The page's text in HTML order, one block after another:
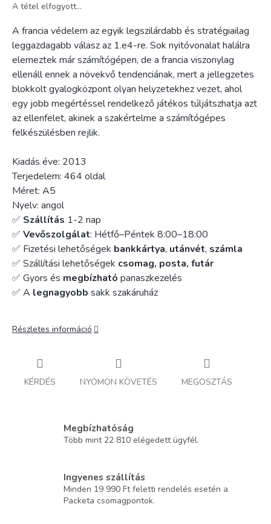
A tétel elfogyott…
A francia védelem az egyik legszilárdabb és stratégiailag
leggazdagabb válasz az 1.e4-re. Sok nyitóvonalat halálra
elemeztek már számítógépen, de a francia viszonylag
ellenáll ennek a növekvő tendenciának, mert a jellegzetes
blokkolt gyalogközpont olyan helyzetekhez vezet, ahol
egy jobb megértéssel rendelkező játékos túljátszhatja azt
az ellenfelet, akinek a szakértelme a számítógépes
felkészülésben rejlik.
Kiadás éve: 2013
Terjedelem: 464 oldal
Méret: A5
Nyelv: angol
✅ Szállítás 1-2 nap
✅ Vevőszolgálat: Hétfő–Péntek 8:00–18:00
✅ Fizetési lehetőségek bankkártya, utánvét, számla
✅ Szállítási lehetőségek csomag, posta, futár
✅ Gyors és megbízható panaszkezelés
✅ A legnagyobb sakk szakáruház
Részletes információ
KÉRDÉS NYOMON KÖVETÉS MEGOSZTÁS
Megbízhatóság
Több mint 22 810 elégedett ügyfél.
Ingyenes szállítás
Minden 19 990 Ft feletti rendelés esetén a
Packeta csomagpontok.